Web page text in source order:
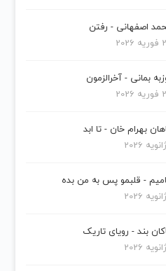
اصفهانی - رفتن
بمانی - آخرالزمون
بهرام خان - تا ابد
- قلبمو پس به من بده
بند - رویای تاریک